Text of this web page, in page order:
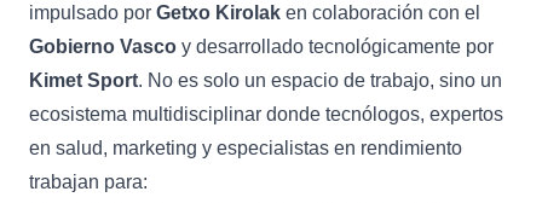
impulsado por Getxo Kirolak en colaboración con el
Gobierno Vasco y desarrollado tecnológicamente por
Kimet Sport. No es solo un espacio de trabajo, sino un
ecosistema multidisciplinar donde tecnólogos, expertos
en salud, marketing y especialistas en rendimiento
trabajan para: